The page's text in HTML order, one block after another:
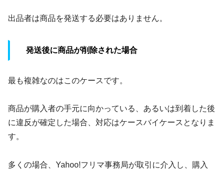
出品者は商品を発送する必要はありません。
発送後に商品が削除された場合
最も複雑なのはこのケースです。
商品が購入者の手元に向かっている、あるいは到着した後
に違反が確定した場合、対応はケースバイケースとなりま
す。
多くの場合、Yahoo!フリマ事務局が取引に介入し、購入